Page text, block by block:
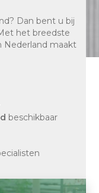
Dan bent u bij
het breedste
Nederland maakt
beschikbaar